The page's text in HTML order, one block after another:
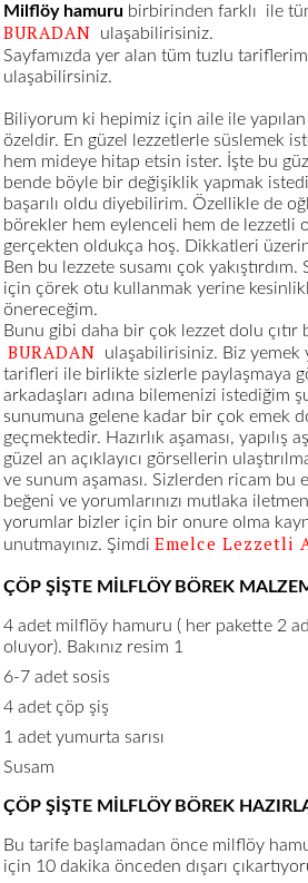
Milflöy hamuru birbirinden farklı ile
BURADAN
ulaşabilirisiniz.
Sayfamızda yer alan tüm tuzlu
ulaşabilirsiniz.
Biliyorum ki hepimiz için aile ile
özeldir. En güzel lezzetlerle süslemek
hem mideye hitap etsin ister. İşte bu
bende böyle bir değişiklik yapmak
başarılı oldu diyebilirim. Özellikle de
börekler hem eylenceli hem de lezzetli
gerçekten oldukça hoş. Dikkatleri
Ben bu lezzete susamı çok
için çörek otu kullanmak yerine
önereceğim.
Bunu gibi daha bir çok lezzet dolu
BURADAN
ulaşabilirisiniz. Biz yemek
tarifleri ile birlikte sizlerle paylaşmaya
arkadaşları adına bilemenizi istediğim
sunumuna gelene kadar bir çok emek
geçmektedir. Hazırlık aşaması, yapılış
güzel an açıklayıcı görsellerin
ve sunum aşaması. Sizlerden ricam bu
beğeni ve yorumlarınızı mutlaka
yorumlar bizler için bir onure olma
unutmayınız. Şimdi Emelce Lezzetli
ÇÖP ŞİŞTE MİLFLÖY BÖREK
4 adet milflöy hamuru ( her pakette 2
oluyor). Bakınız resim 1
6-7 adet sosis
4 adet çöp şiş
1 adet yumurta sarısı
Susam
ÇÖP ŞİŞTE MİLFLÖY BÖREK
Bu tarife başlamadan önce milflöy
için 10 dakika önceden dışarı